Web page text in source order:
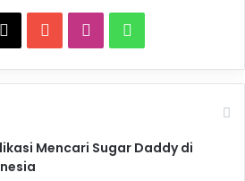
X YouTubeInstagram
Mencari Sugar Daddy di